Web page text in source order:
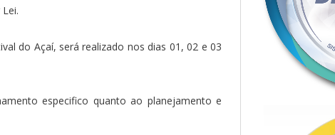
do Açaí, será realizado nos dias 01, 02 e 03
especifico quanto ao planejamento e